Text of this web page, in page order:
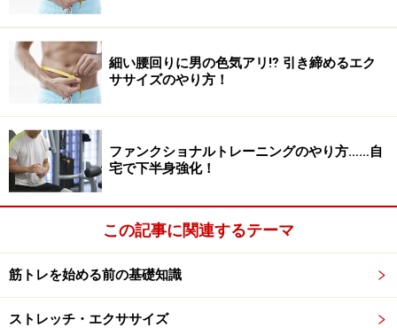
細い腰回りに男の色気アリ⁉ 引き締めるエク
ササイズのやり方！
ファンクショナルトレーニングのやり方……自
宅で下半身強化！
この記事に関連するテーマ
筋トレを始める前の基礎知識
ストレッチ・エクササイズ